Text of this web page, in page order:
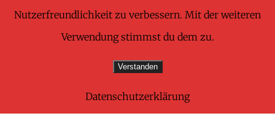
Nutzerfreundlichkeit zu verbessern. Mit der weiteren
Verwendung stimmst du dem zu.
Verstanden
Datenschutzerklärung